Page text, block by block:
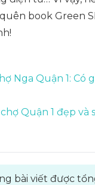
book Green
Nga Quận 1: Có
Quận 1 đẹp và
bài viết được